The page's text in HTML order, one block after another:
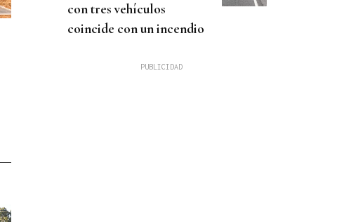
con tres vehículos
coincide con un incendio